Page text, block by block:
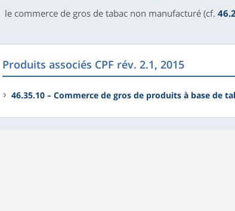
le commerce de gros de tabac non manufacturé (cf.
Produits associés CPF rév. 2.1, 2015
46.35.10 – Commerce de gros de produits à base de